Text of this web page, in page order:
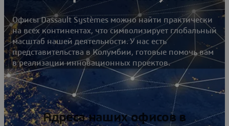
Офисы Dassault Systèmes можно найти практически
на всех континентах, что символизирует глобальный
масштаб нашей деятельности. У нас есть
представительства в Колумбии, готовые помочь вам
в реализации инновационных проектов.
Адреса наших офисов в